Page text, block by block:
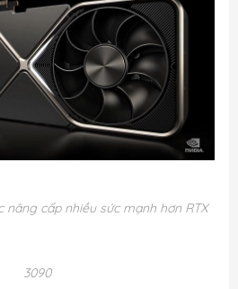
nâng cấp nhiều sức mạnh hơn RTX
3090